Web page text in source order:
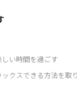
い時間を過ごす
クスできる方法を取